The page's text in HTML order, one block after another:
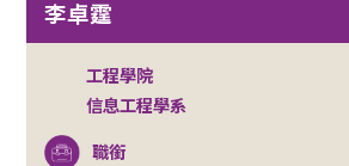
李卓霆
工程學院
信息工程學系
職銜